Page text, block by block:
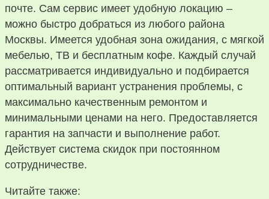
почте. Сам сервис имеет удобную локацию –
можно быстро добраться из любого района
Москвы. Имеется удобная зона ожидания, с мягкой
мебелью, ТВ и бесплатным кофе. Каждый случай
рассматривается индивидуально и подбирается
оптимальный вариант устранения проблемы, с
максимально качественным ремонтом и
минимальными ценами на него. Предоставляется
гарантия на запчасти и выполнение работ.
Действует система скидок при постоянном
сотрудничестве.
Читайте также: